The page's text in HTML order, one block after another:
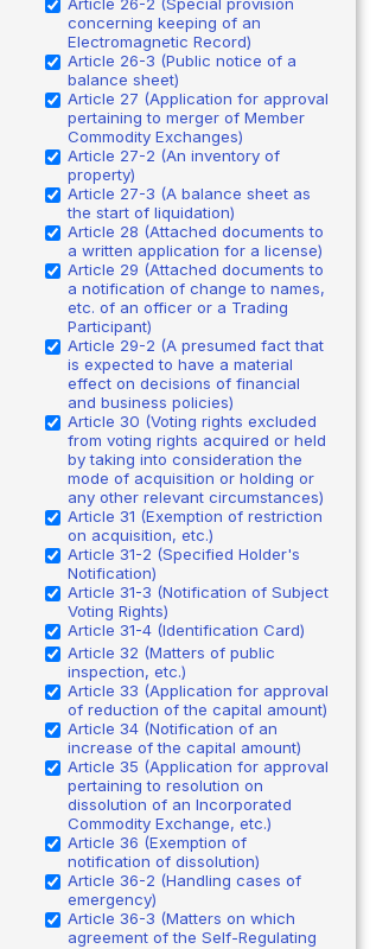
concerning keeping of an
Electromagnetic Record)
Article 26-3 (Public notice of a
balance sheet)
Article 27 (Application for approval
pertaining to merger of Member
Commodity Exchanges)
Article 27-2 (An inventory of
property)
Article 27-3 (A balance sheet as
the start of liquidation)
Article 28 (Attached documents to
a written application for a license)
Article 29 (Attached documents to
a notification of change to names,
etc. of an officer or a Trading
Participant)
Article 29-2 (A presumed fact that
is expected to have a material
effect on decisions of financial
and business policies)
Article 30 (Voting rights excluded
from voting rights acquired or held
by taking into consideration the
mode of acquisition or holding or
any other relevant circumstances)
Article 31 (Exemption of restriction
on acquisition, etc.)
Article 31-2 (Specified Holder's
Notification)
Article 31-3 (Notification of Subject
Voting Rights)
Article 31-4 (Identification Card)
Article 32 (Matters of public
inspection, etc.)
Article 33 (Application for approval
of reduction of the capital amount)
Article 34 (Notification of an
increase of the capital amount)
Article 35 (Application for approval
pertaining to resolution on
dissolution of an Incorporated
Commodity Exchange, etc.)
Article 36 (Exemption of
notification of dissolution)
Article 36-2 (Handling cases of
emergency)
Article 36-3 (Matters on which
agreement of the Self-Regulating